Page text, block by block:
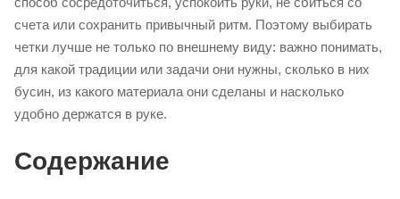
счета или сохранить привычный ритм. Поэтому выбирать
четки лучше не только по внешнему виду: важно понимать,
для какой традиции или задачи они нужны, сколько в них
бусин, из какого материала они сделаны и насколько
удобно держатся в руке.
Содержание